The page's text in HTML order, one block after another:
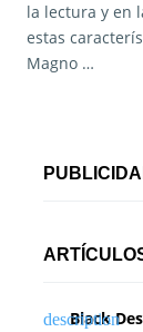
la lectura y en
estas
Magno …
Black